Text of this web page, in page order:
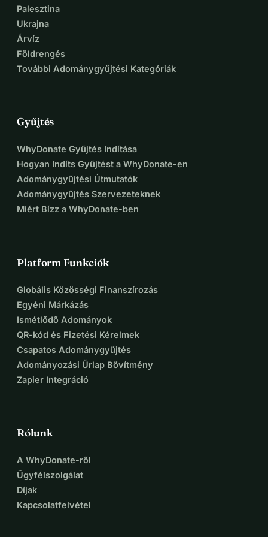
Palesztina
Ukrajna
Árvíz
Földrengés
További Adománygyűjtési Kategóriák
Gyűjtés
WhyDonate Gyűjtés Indítása
Hogyan Indíts Gyűjtést a WhyDonate-en
Adománygyűjtési Útmutatók
Adománygyűjtés Szervezeteknek
Miért Bízz a WhyDonate-ben
Platform Funkciók
Globális Közösségi Finanszírozás
Egyéni Márkázás
Ismétlődő Adományok
QR-kód és Fizetési Kérelmek
Csapatos Adománygyűjtés
Adományozási Űrlap Bővítmény
Zapier Integráció
Rólunk
A WhyDonate-ről
Ügyfélszolgálat
Díjak
Kapcsolatfelvétel